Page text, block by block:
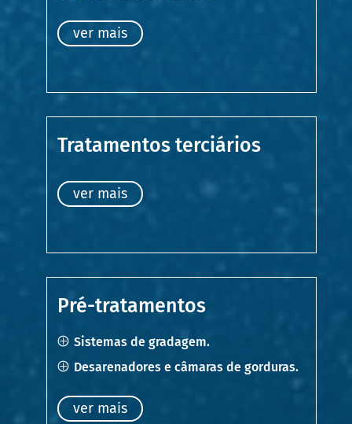
ver mais
Tratamentos terciários
ver mais
Pré-tratamentos
Sistemas de gradagem.
Desarenadores e câmaras de gorduras.
ver mais